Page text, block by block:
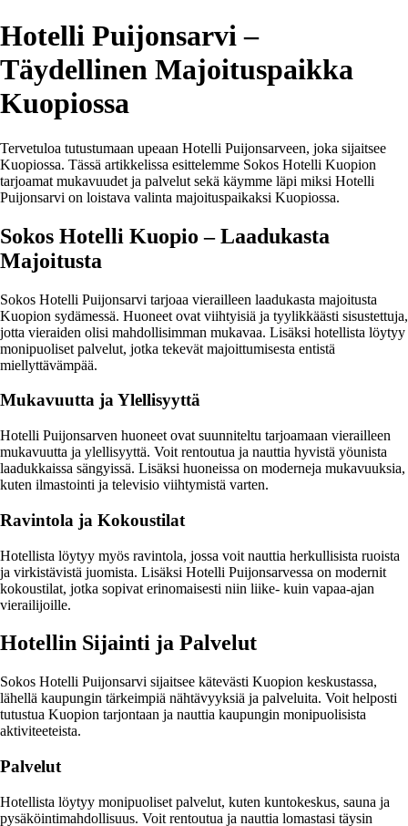
Hotelli Puijonsarvi –
Täydellinen Majoituspaikka
Kuopiossa
Tervetuloa tutustumaan upeaan Hotelli Puijonsarveen, joka sijaitsee
Kuopiossa. Tässä artikkelissa esittelemme Sokos Hotelli Kuopion
tarjoamat mukavuudet ja palvelut sekä käymme läpi miksi Hotelli
Puijonsarvi on loistava valinta majoituspaikaksi Kuopiossa.
Sokos Hotelli Kuopio – Laadukasta
Majoitusta
Sokos Hotelli Puijonsarvi tarjoaa vierailleen laadukasta majoitusta
Kuopion sydämessä. Huoneet ovat viihtyisiä ja tyylikkäästi sisustettuja,
jotta vieraiden olisi mahdollisimman mukavaa. Lisäksi hotellista löytyy
monipuoliset palvelut, jotka tekevät majoittumisesta entistä
miellyttävämpää.
Mukavuutta ja Ylellisyyttä
Hotelli Puijonsarven huoneet ovat suunniteltu tarjoamaan vierailleen
mukavuutta ja ylellisyyttä. Voit rentoutua ja nauttia hyvistä yöunista
laadukkaissa sängyissä. Lisäksi huoneissa on moderneja mukavuuksia,
kuten ilmastointi ja televisio viihtymistä varten.
Ravintola ja Kokoustilat
Hotellista löytyy myös ravintola, jossa voit nauttia herkullisista ruoista
ja virkistävistä juomista. Lisäksi Hotelli Puijonsarvessa on modernit
kokoustilat, jotka sopivat erinomaisesti niin liike- kuin vapaa-ajan
vierailijoille.
Hotellin Sijainti ja Palvelut
Sokos Hotelli Puijonsarvi sijaitsee kätevästi Kuopion keskustassa,
lähellä kaupungin tärkeimpiä nähtävyyksiä ja palveluita. Voit helposti
tutustua Kuopion tarjontaan ja nauttia kaupungin monipuolisista
aktiviteeteista.
Palvelut
Hotellista löytyy monipuoliset palvelut, kuten kuntokeskus, sauna ja
pysäköintimahdollisuus. Voit rentoutua ja nauttia lomastasi täysin